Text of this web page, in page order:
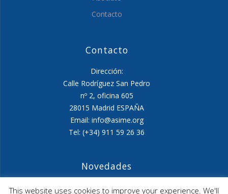
Contacto
Contacto
Dirección:
Calle Rodríguez San Pedro
nº 2, oficina 605
28015 Madrid ESPAÑA
Email: info@asime.org
Tel: (+34) 911 59 26 36
Novedades
Agenda ASIME-Ultimo trimestre 2026
This website uses cookies to improve your experience. We'll